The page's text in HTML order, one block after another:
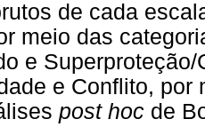
de cada
meio das
e
e Conflito,
post hoc de